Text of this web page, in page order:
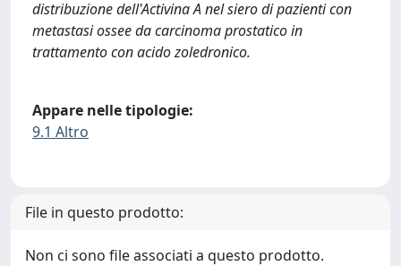
distribuzione dell'Activina A nel siero di pazienti con
metastasi ossee da carcinoma prostatico in
trattamento con acido zoledronico.
Appare nelle tipologie:
9.1 Altro
File in questo prodotto:
Non ci sono file associati a questo prodotto.